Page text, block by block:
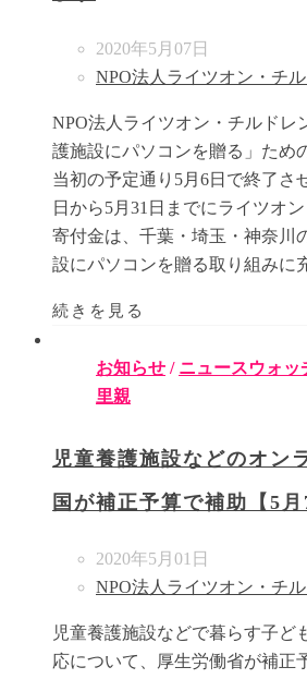
2020年5月07日
NPO法人ライツオン・チ
NPO法人ライツオン・チルドレ
護施設にパソコンを贈る」ため
当初の予定通り5月6日で終了さ
日から5月31日までにライツオ
寄付金は、千葉・埼玉・神奈川
設にパソコンを贈る取り組みに
続きを見る
お知らせ / ニュースウォッ
里親
児童養護施設などのオン
国が補正予算で補助【5月
2020年5月01日
NPO法人ライツオン・チ
児童養護施設などで暮らす子ど
応について、厚生労働省が補正